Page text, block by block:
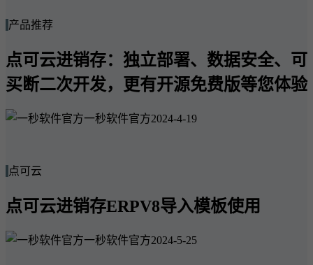
产品推荐
点可云进销存：独立部署、数据安全、可
买断二次开发，更有开源免费版等您体验
一秒软件官方2024-4-19
点可云
点可云进销存ERPV8导入模板使用
一秒软件官方2024-5-25